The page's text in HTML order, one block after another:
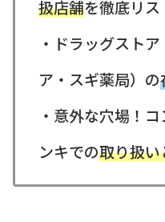
扱店舗を徹底リス
・ドラッグスト
ア・スギ薬局）の
・意外な穴場！
ンキでの取り扱